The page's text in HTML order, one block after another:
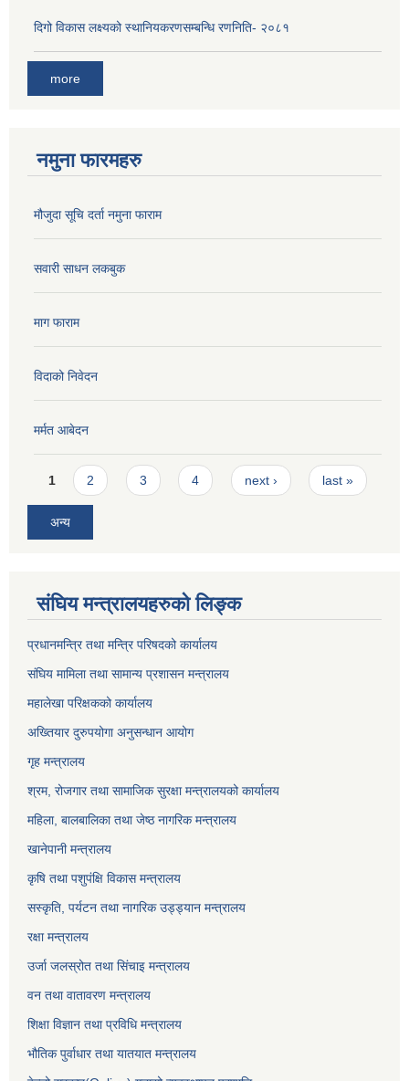
दिगो विकास लक्ष्यको स्थानियकरणसम्बन्धि रणनिति- २०८१
more
नमुना फारमहरु
मौजुदा सूचि दर्ता नमुना फाराम
सवारी साधन लकबुक
माग फाराम
विदाको निवेदन
मर्मत आबेदन
Pages
1 2 3 4 next › last »
अन्य
संघिय मन्त्रालयहरुको लिङ्‍क
प्रधानमन्त्रि तथा मन्त्रि परिषदको कार्यालय
संघिय मामिला तथा सामान्य प्रशासन मन्त्रालय
महालेखा परिक्षकको कार्यालय
अख्तियार दुरुपयोगा अनुसन्धान आयोग
गृह मन्त्रालय
श्रम, रोजगार तथा सामाजिक सुरक्षा मन्त्रालयको कार्यालय
महिला, बालबालिका तथा जेष्ठ नागरिक मन्त्रालय
खानेपानी मन्त्रालय
कृषि तथा पशुपंक्षि विकास मन्त्रालय
सस्कृति, पर्यटन तथा नागरिक उड्ड्यान मन्त्रालय
रक्षा मन्त्रालय
उर्जा जलस्रोत तथा सिंचाइ मन्‍त्रालय
वन तथा वातावरण मन्त्रालय
शिक्षा विज्ञान तथा प्रविधि मन्त्रालय
भौतिक पुर्वाधार तथा यातयात मन्त्रालय